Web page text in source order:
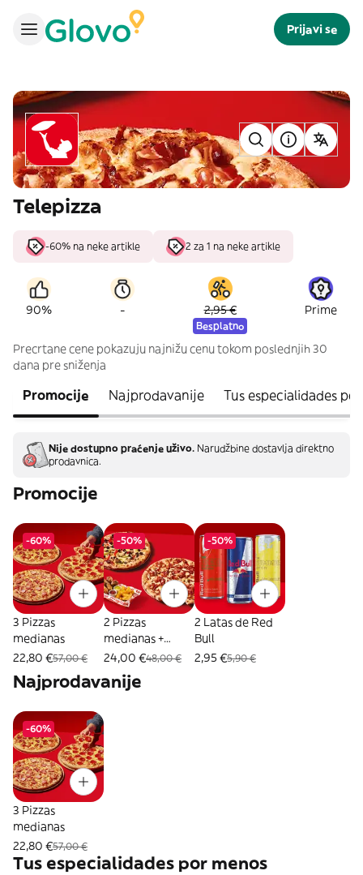
Prijavi se
Telepizza
-60% na neke artikle 2 za 1 na neke artikle
90% - 2,95 €
Besplatno
Prime
Precrtane cene pokazuju najnižu cenu tokom poslednjih 30
dana pre sniženja
Promocije Najprodavanije Tus especialidades
Nije dostupno praćenje uživo. Narudžbine dostavlja direktno
prodavnica.
Promocije
-60%
3 Pizzas
medianas
22,80 €57,00 €
-50%
2 Pizzas
medianas +
Combo Mix
24,00 €48,00 €
-50%
2 Latas de Red
Bull
2,95 €5,90 €
Najprodavanije
-60%
3 Pizzas
medianas
22,80 €57,00 €
Tus especialidades por menos